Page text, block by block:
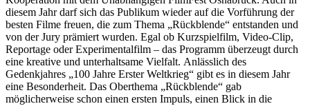
diesem Jahr darf sich das Publikum wieder auf die Vorführung der
besten Filme freuen, die zum Thema „Rückblende“ entstanden und
von der Jury prämiert wurden. Egal ob Kurzspielfilm, Video-Clip,
Reportage oder Experimentalfilm – das Programm überzeugt durch
eine kreative und unterhaltsame Vielfalt. Anlässlich des
Gedenkjahres „100 Jahre Erster Weltkrieg“ gibt es in diesem Jahr
eine Besonderheit. Das Oberthema „Rückblende“ gab
möglicherweise schon einen ersten Impuls, einen Blick in die